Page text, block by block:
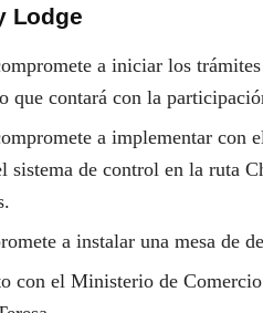
Lodge
a iniciar los
que contará con la
a implementar
de control en la ruta
a instalar una mesa de
con el Ministerio de